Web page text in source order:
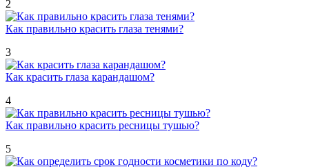
2
Как правильно красить глаза тенями?
3
Как красить глаза карандашом?
4
Как правильно красить ресницы тушью?
5